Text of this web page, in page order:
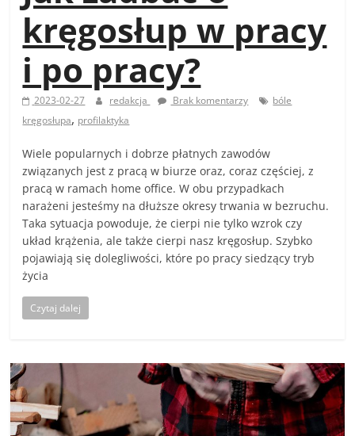
kręgosłup w pracy
i po pracy?
2023-02-27 redakcja Brak komentarzy
bóle
kręgosłupa, profilaktyka
Wiele popularnych i dobrze płatnych zawodów
związanych jest z pracą w biurze oraz, coraz częściej, z
pracą w ramach home office. W obu przypadkach
narażeni jesteśmy na dłuższe okresy trwania w bezruchu.
Taka sytuacja powoduje, że cierpi nie tylko wzrok czy
układ krążenia, ale także cierpi nasz kręgosłup. Szybko
pojawiają się dolegliwości, które po pracy siedzący tryb
życia
Czytaj dalej